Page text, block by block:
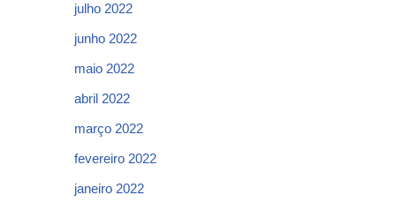
julho 2022
junho 2022
maio 2022
abril 2022
março 2022
fevereiro 2022
janeiro 2022